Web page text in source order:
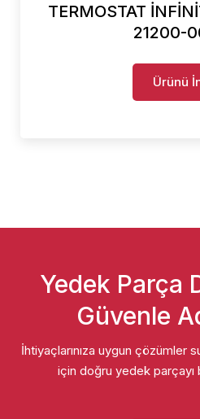
TERMOSTAT
21200-
Ürünü
Yedek Parça
Güvenle
İhtiyaçlarınıza uygun çözümler
için doğru yedek parçayı